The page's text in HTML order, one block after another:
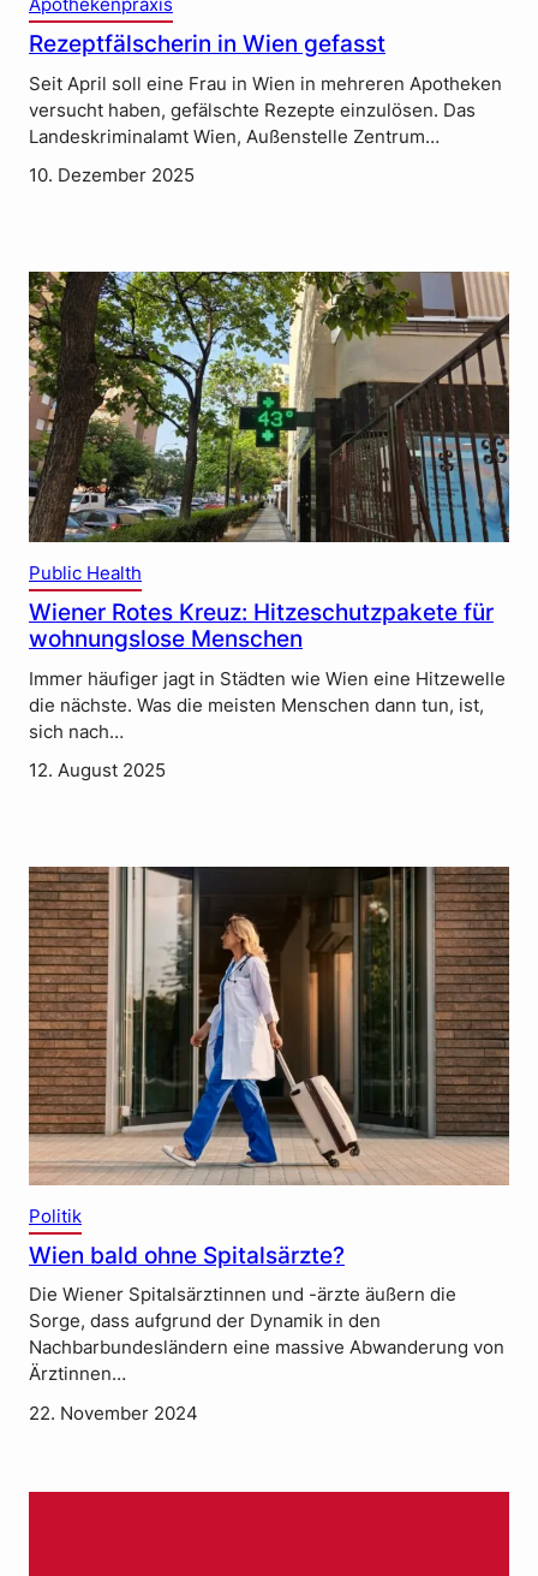
Apothekenpraxis
Rezeptfälscherin in Wien gefasst
Seit April soll eine Frau in Wien in mehreren Apotheken
versucht haben, gefälschte Rezepte einzulösen. Das
Landeskriminalamt Wien, Außenstelle Zentrum…
10. Dezember 2025
Public Health
Wiener Rotes Kreuz: Hitzeschutzpakete für
wohnungslose Menschen
Immer häufiger jagt in Städten wie Wien eine Hitzewelle
die nächste. Was die meisten Menschen dann tun, ist,
sich nach…
12. August 2025
Politik
Wien bald ohne Spitalsärzte?
Die Wiener Spitalsärztinnen und -ärzte äußern die
Sorge, dass aufgrund der Dynamik in den
Nachbarbundesländern eine massive Abwanderung von
Ärztinnen…
22. November 2024